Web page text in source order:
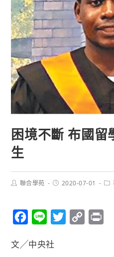
困境不斷 布國留
生
聯合學苑 2020-07-01
c
n
文╱中央社